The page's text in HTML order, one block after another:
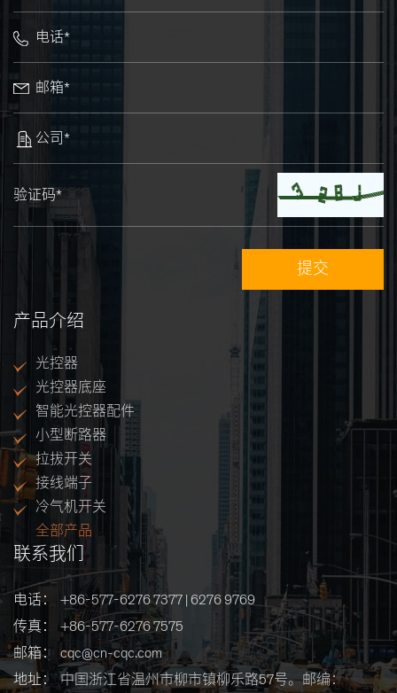
电话*
邮箱*
公司*
验证码*
产品介绍
光控器
光控器底座
智能光控器配件
小型断路器
拉拔开关
接线端子
冷气机开关
全部产品
联系我们
电话：
+86-577-6276 7377 | 6276 9769
传真：
+86-577-6276 7575
邮箱： cqc@cn-cqc.com
地址：
中国浙江省温州市柳市镇柳乐路57号。邮编：